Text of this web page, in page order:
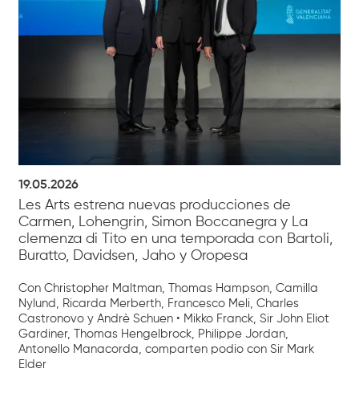
19.05.2026
Les Arts estrena nuevas producciones de
Carmen, Lohengrin, Simon Boccanegra y La
clemenza di Tito en una temporada con Bartoli,
Buratto, Davidsen, Jaho y Oropesa
Con Christopher Maltman, Thomas Hampson, Camilla
Nylund, Ricarda Merberth, Francesco Meli, Charles
Castronovo y Andrè Schuen • Mikko Franck, Sir John Eliot
Gardiner, Thomas Hengelbrock, Philippe Jordan,
Antonello Manacorda, comparten podio con Sir Mark
Elder